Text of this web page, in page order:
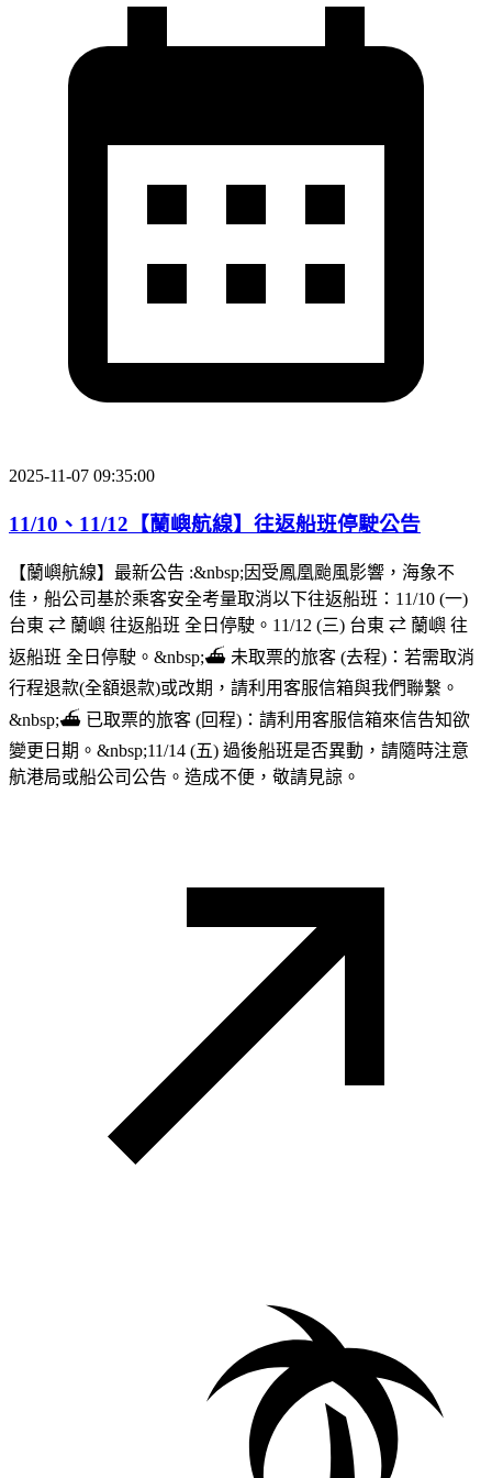
2025-11-07 09:35:00
11/10、11/12【蘭嶼航線】往返船班停駛公告
【蘭嶼航線】最新公告 :&nbsp;因受鳳凰颱風影響，海象不
佳，船公司基於乘客安全考量取消以下往返船班：11/10 (一)
台東 ⇄ 蘭嶼 往返船班 全日停駛。11/12 (三) 台東 ⇄ 蘭嶼 往
返船班 全日停駛。&nbsp;⛴︎ 未取票的旅客 (去程)：若需取消
行程退款(全額退款)或改期，請利用客服信箱與我們聯繫。
&nbsp;⛴︎ 已取票的旅客 (回程)：請利用客服信箱來信告知欲
變更日期。&nbsp;11/14 (五) 過後船班是否異動，請隨時注意
航港局或船公司公告。造成不便，敬請見諒。